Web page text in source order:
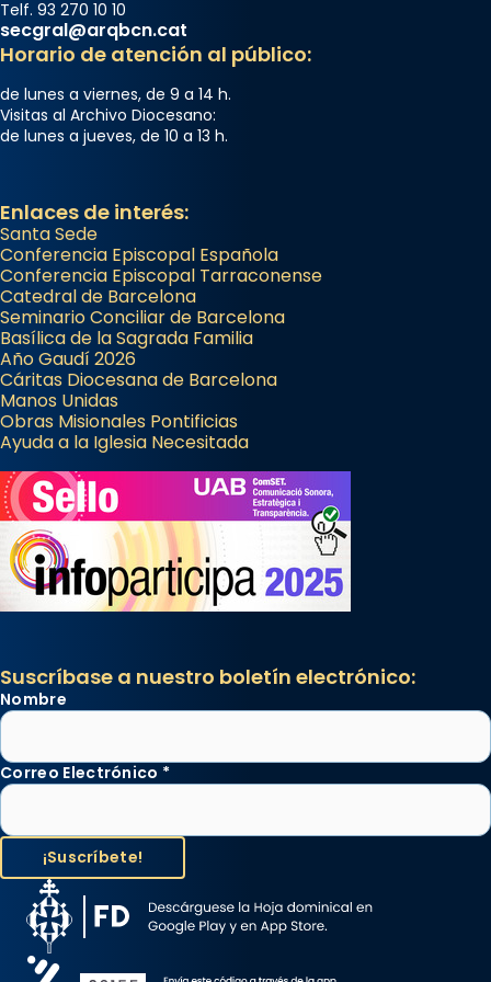
Telf. 93 270 10 10
secgral@arqbcn.cat
Horario de atención al público:
de lunes a viernes, de 9 a 14 h.
Visitas al Archivo Diocesano:
de lunes a jueves, de 10 a 13 h.
Enlaces de interés:
Santa Sede
Conferencia Episcopal Española
Conferencia Episcopal Tarraconense
Catedral de Barcelona
Seminario Conciliar de Barcelona
Basílica de la Sagrada Familia
Año Gaudí 2026
Cáritas Diocesana de Barcelona
Manos Unidas
Obras Misionales Pontificias
Ayuda a la Iglesia Necesitada
Suscríbase a nuestro boletín electrónico:
Nombre
Correo Electrónico *